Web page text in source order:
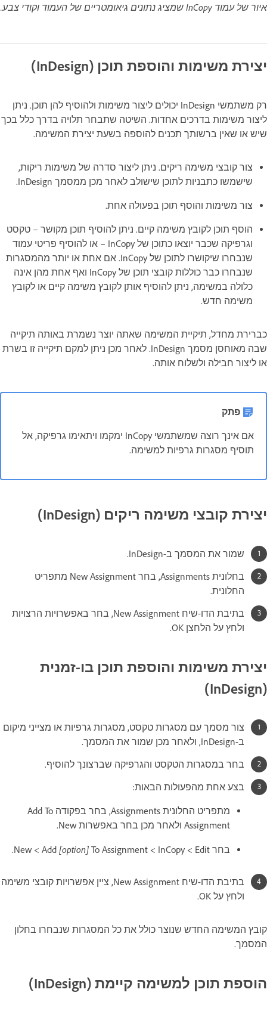
איור של עמוד InCopy שמציג נתונים גיאומטריים של העמוד וקודי צבע.
יצירת משימות והוספת תוכן (InDesign)
רק משתמשי InDesign יכולים ליצור משימות ולהוסיף להן תוכן. ניתן
ליצור משימות בדרכים אחדות. השיטה שתבחר תלויה בדרך כלל בכך
שיש או שאין ברשותך תכנים להוספה בשעת יצירת המשימה.
צור קובצי משימה ריקים. ניתן ליצור סדרה של משימות ריקות,
שישמשו כתבניות לתוכן שישולב לאחר מכן ממסמך InDesign.
צור משימות והוסף תוכן בפעולה אחת.
הוסף תוכן לקובץ משימה קיים. ניתן להוסיף תוכן מקושר – טקסט
וגרפיקה שכבר יוצאו כתוכן של InCopy – או להוסיף פריטי עמוד
שנבחרו שיקושרו לתוכן של InCopy. אם אחת או יותר מהמסגרות
שנבחרו כבר כוללות קובצי תוכן של InCopy ואף אחת מהן אינה
כלולה במשימה, ניתן להוסיף אותן לקובץ משימה קיים או לקובץ
משימה חדש.
כברירת מחדל, תיקיית המשימה שאתה יוצר נשמרת באותה תיקייה
שבה מאוחסן מסמך InDesign. לאחר מכן ניתן למקם תיקייה זו בשרת
או ליצור חבילה ולשלוח אותה.
פתק
אם אינך רוצה שמשתמשי InCopy ימקמו ויתאימו גרפיקה, אל
תוסיף מסגרות גרפיות למשימה.
יצירת קובצי משימה ריקים (InDesign)
שמור את המסמך ב-InDesign.
בחלונית Assignments, בחר New Assignment מתפריט
החלונית.
בתיבת הדו-שיח New Assignment, בחר באפשרויות הרצויות
ולחץ על הלחצן OK.
יצירת משימות והוספת תוכן בו-זמנית
(InDesign)
צור מסמך עם מסגרות טקסט, מסגרות גרפיות או מצייני מיקום
ב-InDesign, ולאחר מכן שמור את המסמך.
בחר במסגרות הטקסט והגרפיקה שברצונך להוסיף.
בצע אחת מהפעולות הבאות:
מתפריט החלונית Assignments, בחר בפקודה Add To
Assignment ולאחר מכן בחר באפשרות New.
בחר Edit ‏> InCopy ‏> Add [option] To Assignment ‏‏> New.
בתיבת הדו-שיח New Assignment, ציין אפשרויות קובצי משימה
ולחץ על OK.
קובץ המשימה החדש שנוצר כולל את כל המסגרות שנבחרו בחלון
המסמך.
הוספת תוכן למשימה קיימת (InDesign)